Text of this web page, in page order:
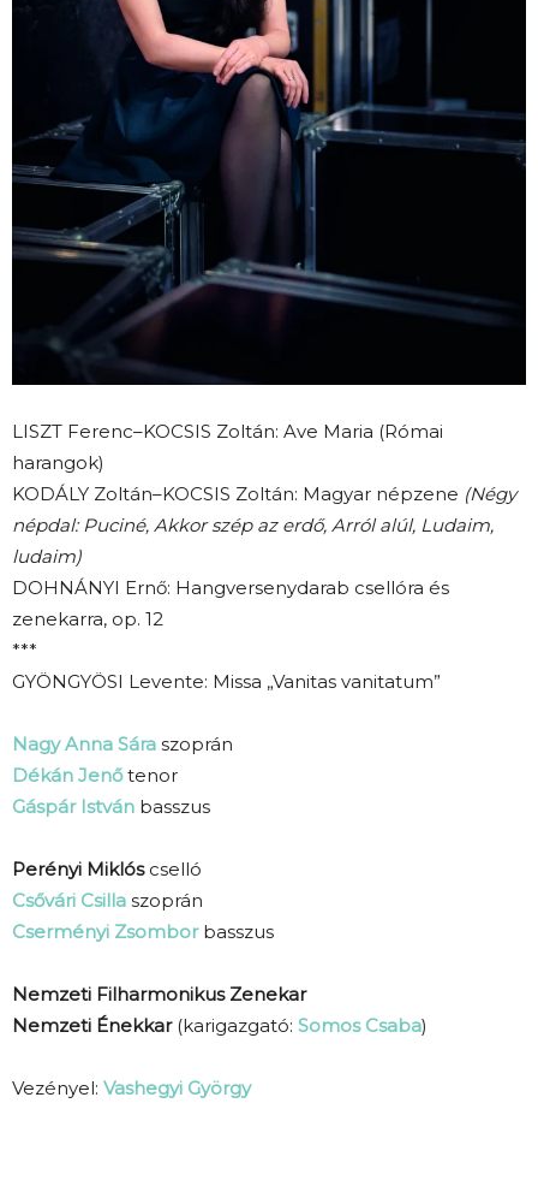
LISZT Ferenc–KOCSIS Zoltán: Ave Maria (Római
harangok)
KODÁLY Zoltán–KOCSIS Zoltán: Magyar népzene (Négy
népdal: Puciné, Akkor szép az erdő, Arról alúl, Ludaim,
ludaim)
DOHNÁNYI Ernő: Hangversenydarab csellóra és
zenekarra, op. 12
***
GYÖNGYÖSI Levente: Missa „Vanitas vanitatum”
Nagy Anna Sára szoprán
Dékán Jenőtenor
Gáspár István basszus
Perényi Miklóscselló
Csővári Csilla szoprán
Cserményi Zsomborbasszus
Nemzeti Filharmonikus Zenekar
Nemzeti Énekkar (karigazgató: Somos Csaba)
Vezényel: Vashegyi György